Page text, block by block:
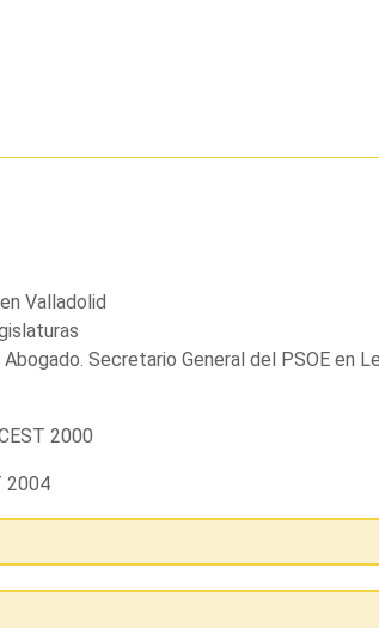
Valladolid
Secretario General del PSOE en
2000
2004